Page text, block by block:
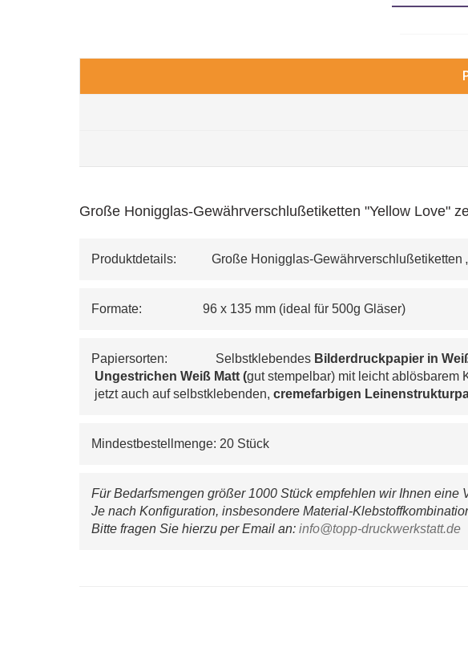
Große Honigglas-Gewährverschlußetiketten "Yellow Love"
Produktdetails:           Große Honigglas-Gewährverschlußetiketten
Formate:                   96 x 135 mm (ideal für 500g Gläser)
Papiersorten:               Selbstklebendes Bilderdruckpapier in
Ungestrichen Weiß Matt (gut stempelbar) mit leicht ablösbarem
jetzt auch auf selbstklebenden, cremefarbigen
Mindestbestellmenge: 20 Stück
Für Bedarfsmengen größer 1000 Stück empfehlen wir Ihnen
Je nach Konfiguration, insbesondere Material-
Bitte fragen Sie hierzu per Email an: info@topp-druckwerkstatt.de